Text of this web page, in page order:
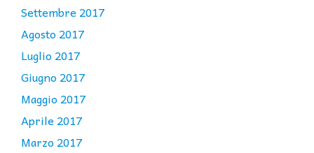
Settembre 2017
Agosto 2017
Luglio 2017
Giugno 2017
Maggio 2017
Aprile 2017
Marzo 2017